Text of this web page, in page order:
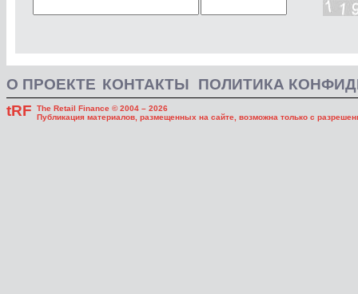
О ПРОЕКТЕ КОНТАКТЫ ПОЛИТИКА
The Retail Finance © 2004 – 2026
Публикация материалов, размещенных на сайте, возможна только с
tRF